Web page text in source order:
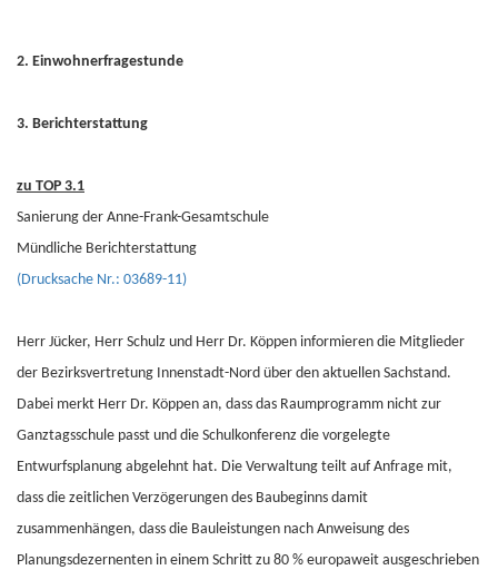
2. Einwohnerfragestunde
3. Berichterstattung
zu TOP 3.1
Sanierung der Anne-Frank-Gesamtschule
Mündliche Berichterstattung
(Drucksache Nr.: 03689-11)
Herr Jücker, Herr Schulz und Herr Dr. Köppen informieren die Mitglieder
der Bezirksvertretung Innenstadt-Nord über den aktuellen Sachstand.
Dabei merkt Herr Dr. Köppen an, dass das Raumprogramm nicht zur
Ganztagsschule passt und die Schulkonferenz die vorgelegte
Entwurfsplanung abgelehnt hat. Die Verwaltung teilt auf Anfrage mit,
dass die zeitlichen Verzögerungen des Baubeginns damit
zusammenhängen, dass die Bauleistungen nach Anweisung des
Planungsdezernenten in einem Schritt zu 80 % europaweit ausgeschrieben